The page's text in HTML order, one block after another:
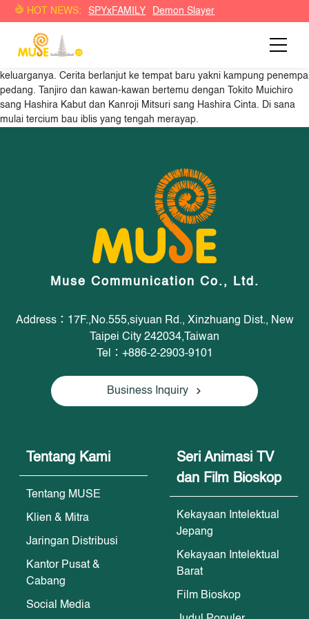
HOT NEWS: SPYxFAMILY Demon Slayer
Demon Slayer: Kimetsu no Yaiba Swordsmith Village Arc
Berkisah tentang Kamado Tanjiro, seorang anak laki-laki yang seluruh
anggota keluarganya dibunuh oleh iblis. Tanjiro bergabung dengan
Korps Pembasmi Iblis untuk mengembalikan Nezuko, adik
keluarganya. Cerita berlanjut ke tempat baru yakni kampung penempa
pedang. Tanjiro dan kawan-kawan bertemu dengan Tokito Muichiro
sang Hashira Kabut dan Kanroji Mitsuri sang Hashira Cinta. Di sana
mulai tercium bau iblis yang tengah merayap.
Muse Communication Co., Ltd.
Address：17F.,No.555,siyuan Rd., Xinzhuang Dist., New
Taipei City 242034,Taiwan
Tel：+886-2-2903-9101
Business Inquiry
Tentang Kami
Tentang MUSE
Klien & Mitra
Jaringan Distribusi
Kantor Pusat &
Cabang
Social Media
Seri Animasi TV
dan Film Bioskop
Kekayaan Intelektual
Jepang
Kekayaan Intelektual
Barat
Film Bioskop